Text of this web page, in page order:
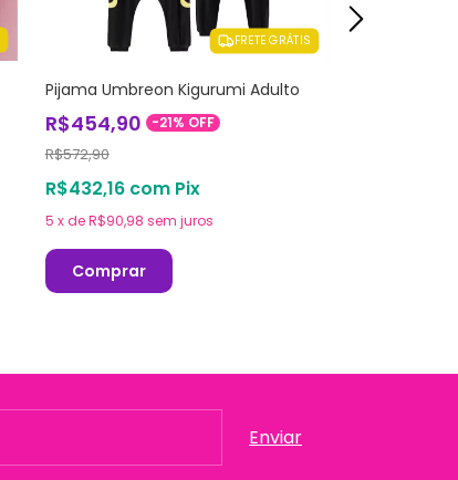
FRETE GRÁTIS
Pijama Umbreon Kigurumi Adulto
R$454,90 -21% OFF
R$572,90
R$432,16 com Pix
5 xdeR$90,98 sem juros
Comprar